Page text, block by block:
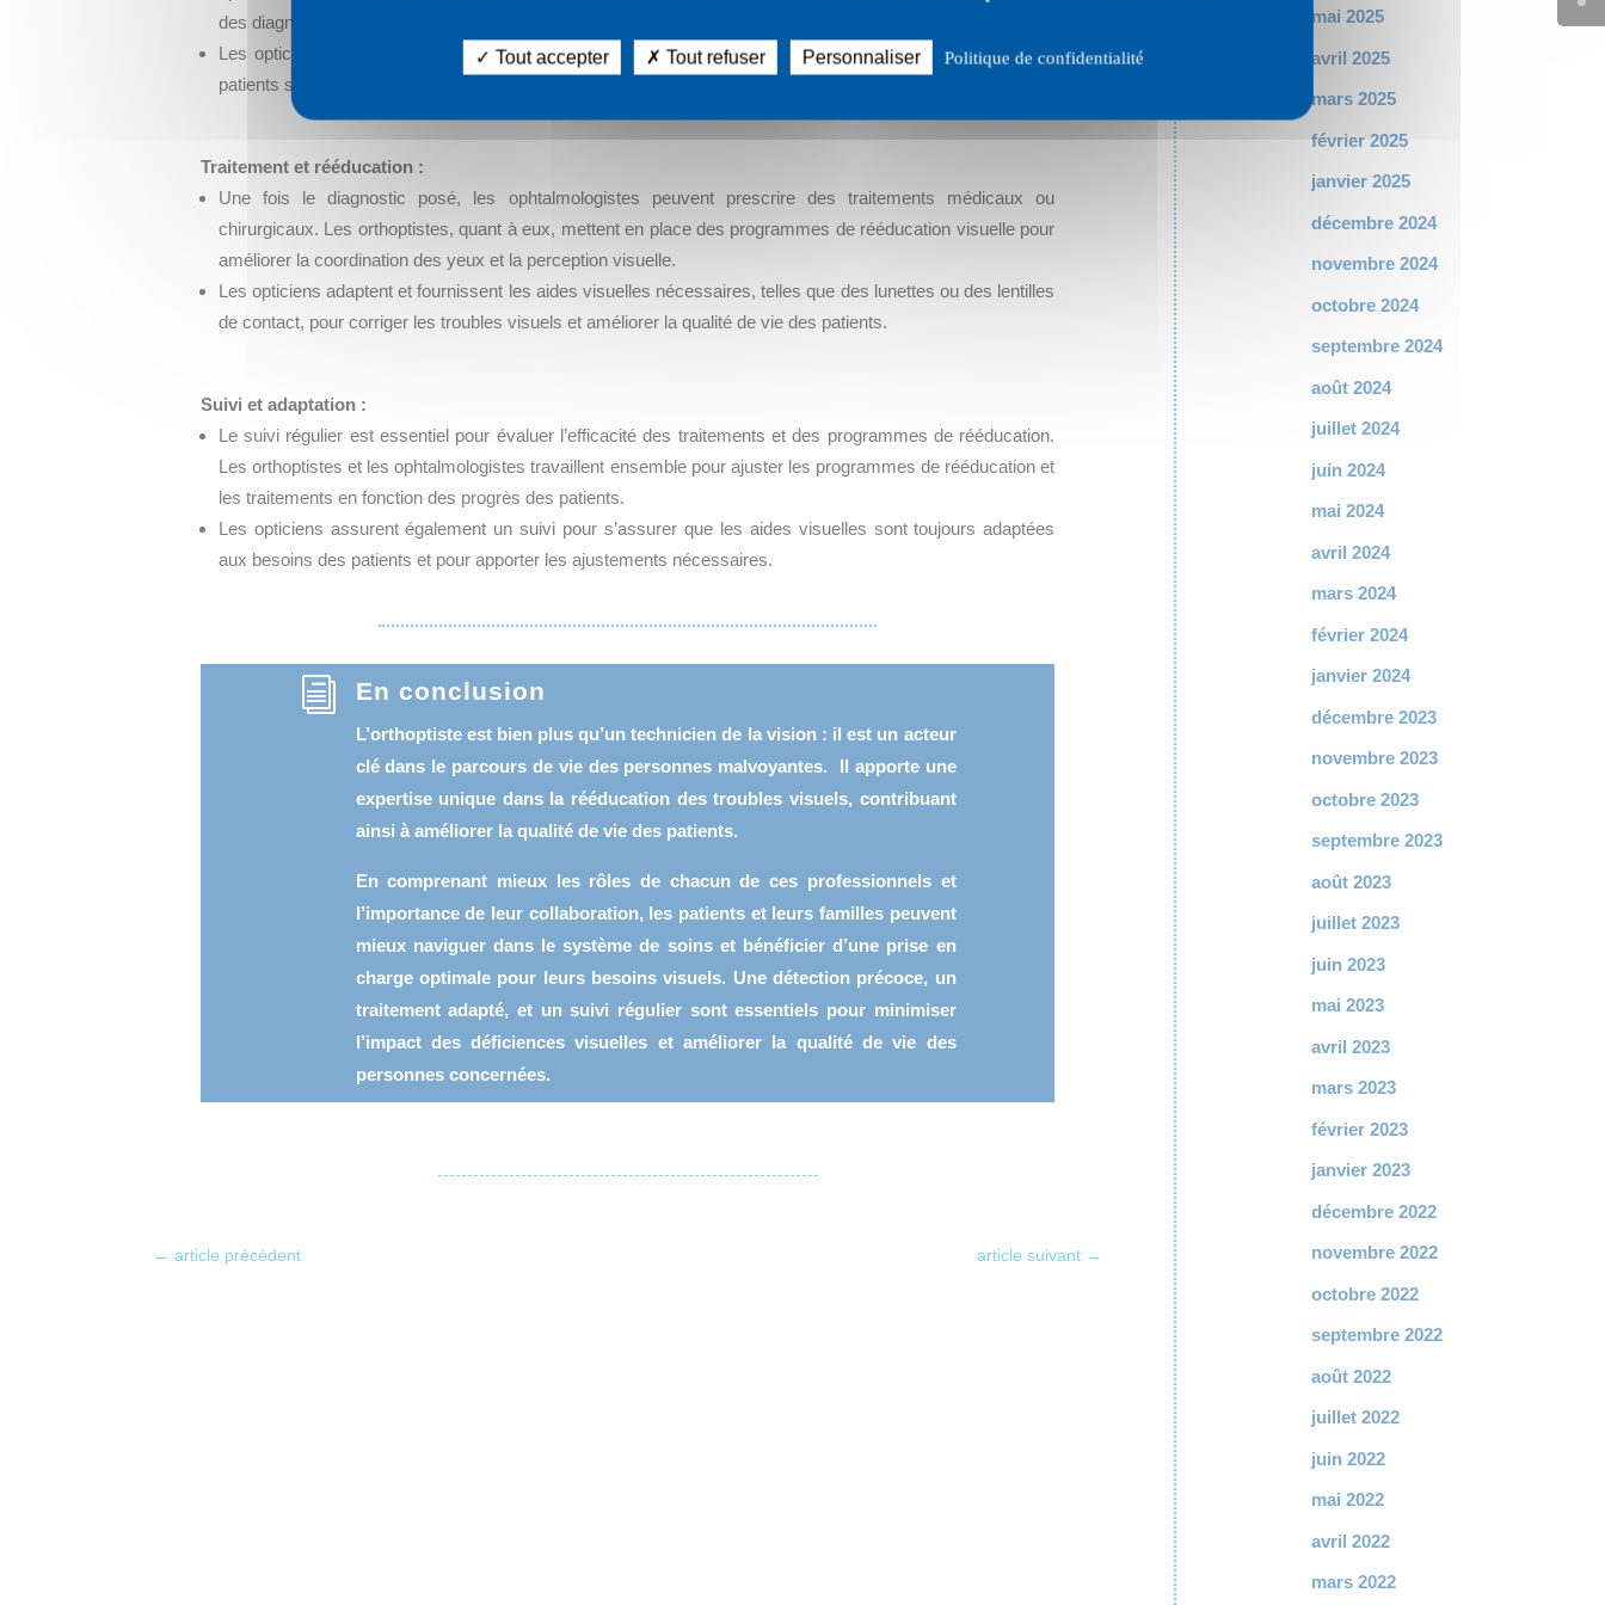
Tout accepter Tout refuser Personnaliser Politique de confidentialité
des diagnostics précis.
Les opticiens peuvent également jouer un rôle dans la détection des troubles visuels en conseillant les
patients sur les signes à surveiller et en les orientant vers des professionnels de santé appropriés.
Traitement et rééducation :
Une fois le diagnostic posé, les ophtalmologistes peuvent prescrire des traitements médicaux ou
chirurgicaux. Les orthoptistes, quant à eux, mettent en place des programmes de rééducation visuelle pour
améliorer la coordination des yeux et la perception visuelle.
Les opticiens adaptent et fournissent les aides visuelles nécessaires, telles que des lunettes ou des lentilles
de contact, pour corriger les troubles visuels et améliorer la qualité de vie des patients.
Suivi et adaptation :
Le suivi régulier est essentiel pour évaluer l’efficacité des traitements et des programmes de rééducation.
Les orthoptistes et les ophtalmologistes travaillent ensemble pour ajuster les programmes de rééducation et
les traitements en fonction des progrès des patients.
Les opticiens assurent également un suivi pour s’assurer que les aides visuelles sont toujours adaptées
aux besoins des patients et pour apporter les ajustements nécessaires.
i En conclusion
L’orthoptiste est bien plus qu’un technicien de la vision : il est un acteur
clé dans le parcours de vie des personnes malvoyantes. Il apporte une
expertise unique dans la rééducation des troubles visuels, contribuant
ainsi à améliorer la qualité de vie des patients.
En comprenant mieux les rôles de chacun de ces professionnels et
l’importance de leur collaboration, les patients et leurs familles peuvent
mieux naviguer dans le système de soins et bénéficier d’une prise en
charge optimale pour leurs besoins visuels. Une détection précoce, un
traitement adapté, et un suivi régulier sont essentiels pour minimiser
l’impact des déficiences visuelles et améliorer la qualité de vie des
personnes concernées.
← article précédent article suivant →
mai 2025
avril 2025
mars 2025
février 2025
janvier 2025
décembre 2024
novembre 2024
octobre 2024
septembre 2024
août 2024
juillet 2024
juin 2024
mai 2024
avril 2024
mars 2024
février 2024
janvier 2024
décembre 2023
novembre 2023
octobre 2023
septembre 2023
août 2023
juillet 2023
juin 2023
mai 2023
avril 2023
mars 2023
février 2023
janvier 2023
décembre 2022
novembre 2022
octobre 2022
septembre 2022
août 2022
juillet 2022
juin 2022
mai 2022
avril 2022
mars 2022